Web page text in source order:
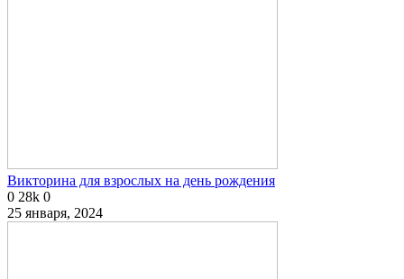
Викторина для взрослых на день рождения
0 28k 0
25 января, 2024